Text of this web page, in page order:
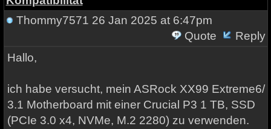
Thommy7571 26 Jan 2025 at 6:47pm
Quote
Reply
Hallo,
ich habe versucht, mein ASRock XX99 Extreme6/
3.1 Motherboard mit einer Crucial P3 1 TB, SSD
(PCIe 3.0 x4, NVMe, M.2 2280) zu verwenden.